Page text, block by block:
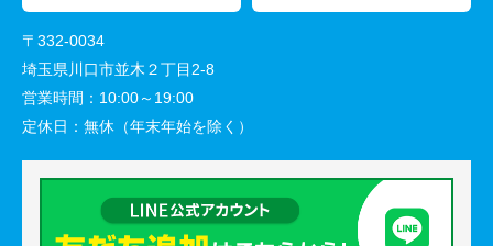
〒332-0034
埼玉県川口市並木２丁目2-8
営業時間： 10:00～19:00
定休日： 無休（年末年始を除く）